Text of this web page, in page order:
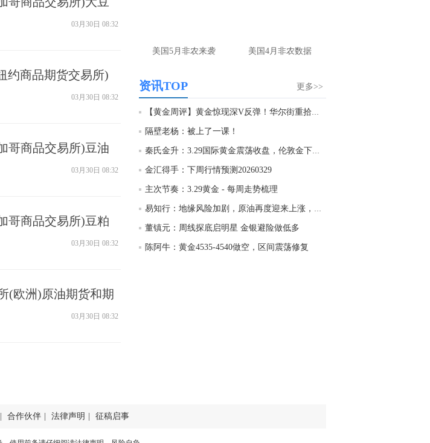
03月30日 08:32
约商品期货交易所)
03月30日 08:32
哥商品交易所)豆油
03月30日 08:32
哥商品交易所)豆粕
03月30日 08:32
(欧洲)原油期货和期
03月30日 08:32
徐文婷：
时指导， 关注老师财经号主页：
http://mp.cnfol.com/user/58676
匿名网友-中金在线手机网：
徐文婷： 7美金
度。70一50？。
徐文婷：带上止损博弈，实时指导， 关注老
师财经号主页：http://mp.cnfol.com/user/58676
匿名网友-中金在线手机网：
老师好，金现在
美国5月非农来袭 美国4月非农数据
更多>>
资讯TOP
【黄金周评】黄金惊现深V反弹！华尔街重拾看涨...
隔壁老杨：被上了一课！
秦氏金升：3.29国际黄金震荡收盘，伦敦金下周行...
金汇得手：下周行情预测20260329
主次节奏：3.29黄金 - 每周走势梳理
易知行：地缘风险加剧，原油再度迎来上涨，黄金...
董镇元：周线探底启明星 金银避险做低多
陈阿牛：黄金4535-4540做空，区间震荡修复
合作伙伴 法律声明 征稿启事